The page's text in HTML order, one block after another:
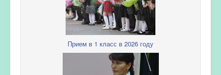
Прием в 1 класс в 2026 году